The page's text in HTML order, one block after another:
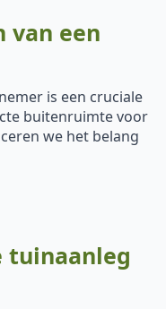
van een
is een cruciale
buitenruimte voor
we het belang
tuinaanleg